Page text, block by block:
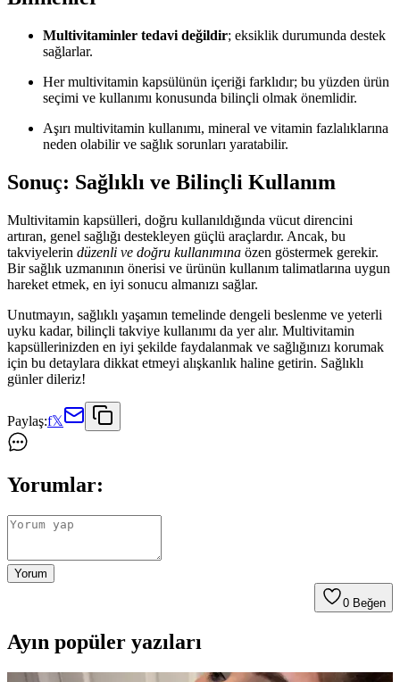
Multivitaminler tedavi değildir; eksiklik durumunda destek
sağlarlar.
Her multivitamin kapsülünün içeriği farklıdır; bu yüzden ürün
seçimi ve kullanımı konusunda bilinçli olmak önemlidir.
Aşırı multivitamin kullanımı, mineral ve vitamin fazlalıklarına
neden olabilir ve sağlık sorunları yaratabilir.
Sonuç: Sağlıklı ve Bilinçli Kullanım
Multivitamin kapsülleri, doğru kullanıldığında vücut direncini
artıran, genel sağlığı destekleyen güçlü araçlardır. Ancak, bu
takviyelerin düzenli ve doğru kullanımına özen göstermek gerekir.
Bir sağlık uzmanının önerisi ve ürünün kullanım talimatlarına uygun
hareket etmek, en iyi sonucu almanızı sağlar.
Unutmayın, sağlıklı yaşamın temelinde dengeli beslenme ve yeterli
uyku kadar, bilinçli takviye kullanımı da yer alır. Multivitamin
kapsüllerinizden en iyi şekilde faydalanmak ve sağlığınızı korumak
için bu detaylara dikkat etmeyi alışkanlık haline getirin. Sağlıklı
günler dileriz!
Paylaş:f𝕏
Yorumlar:
Yorum
0 Beğen
Ayın popüler yazıları